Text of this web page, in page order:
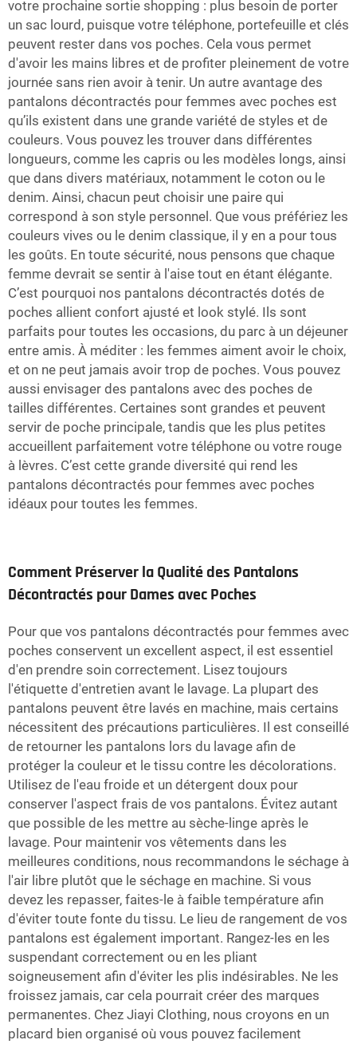
votre prochaine sortie shopping : plus besoin de porter
un sac lourd, puisque votre téléphone, portefeuille et clés
peuvent rester dans vos poches. Cela vous permet
d'avoir les mains libres et de profiter pleinement de votre
journée sans rien avoir à tenir. Un autre avantage des
pantalons décontractés pour femmes avec poches est
qu’ils existent dans une grande variété de styles et de
couleurs. Vous pouvez les trouver dans différentes
longueurs, comme les capris ou les modèles longs, ainsi
que dans divers matériaux, notamment le coton ou le
denim. Ainsi, chacun peut choisir une paire qui
correspond à son style personnel. Que vous préfériez les
couleurs vives ou le denim classique, il y en a pour tous
les goûts. En toute sécurité, nous pensons que chaque
femme devrait se sentir à l'aise tout en étant élégante.
C’est pourquoi nos pantalons décontractés dotés de
poches allient confort ajusté et look stylé. Ils sont
parfaits pour toutes les occasions, du parc à un déjeuner
entre amis. À méditer : les femmes aiment avoir le choix,
et on ne peut jamais avoir trop de poches. Vous pouvez
aussi envisager des pantalons avec des poches de
tailles différentes. Certaines sont grandes et peuvent
servir de poche principale, tandis que les plus petites
accueillent parfaitement votre téléphone ou votre rouge
à lèvres. C’est cette grande diversité qui rend les
pantalons décontractés pour femmes avec poches
idéaux pour toutes les femmes.
Comment Préserver la Qualité des Pantalons
Décontractés pour Dames avec Poches
Pour que vos pantalons décontractés pour femmes avec
poches conservent un excellent aspect, il est essentiel
d'en prendre soin correctement. Lisez toujours
l'étiquette d'entretien avant le lavage. La plupart des
pantalons peuvent être lavés en machine, mais certains
nécessitent des précautions particulières. Il est conseillé
de retourner les pantalons lors du lavage afin de
protéger la couleur et le tissu contre les décolorations.
Utilisez de l'eau froide et un détergent doux pour
conserver l'aspect frais de vos pantalons. Évitez autant
que possible de les mettre au sèche-linge après le
lavage. Pour maintenir vos vêtements dans les
meilleures conditions, nous recommandons le séchage à
l'air libre plutôt que le séchage en machine. Si vous
devez les repasser, faites-le à faible température afin
d'éviter toute fonte du tissu. Le lieu de rangement de vos
pantalons est également important. Rangez-les en les
suspendant correctement ou en les pliant
soigneusement afin d'éviter les plis indésirables. Ne les
froissez jamais, car cela pourrait créer des marques
permanentes. Chez Jiayi Clothing, nous croyons en un
placard bien organisé où vous pouvez facilement